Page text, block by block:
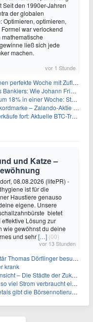
Seit den 1990er-Jahren
der globalen
Optimieren, optimieren,
war verlockend
ließ sich jede
machen.
vor 1 Stunde
mit Zuflüssen auf 3-Monats-Hoch
Städel sein Imperium unsterblich machte
Woche: Steht ein Kurs von $0,30 bevor?
Aktie crasht nach Quartalszahlen
fort: Aktuelle BTC-Transaktionen
und Katze –
08.08.2026 (lifePR) -
ist für die
Haustiere genauso
eigene. Unsere
bietet
Lösung zur
wie gewöhnst du deine
und sehr[…] (00)
vor 13 Stunden
Handwerksbetrieb im Kammerbezirk Freiburg
krank
Städte der Zukunft sind grün-blau
verbraucht ein Aufzug im Gebäude
an der Frankfurter Wertpapierbörse bekannt